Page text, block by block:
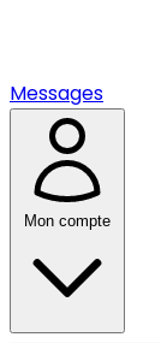
Messages
Mon compte